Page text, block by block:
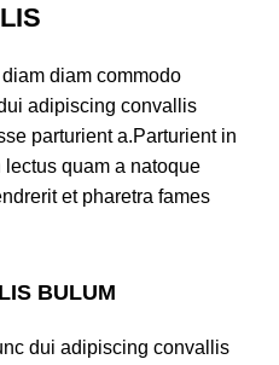
diam commodo
adipiscing convallis
parturient a.Parturient in
quam a natoque
et pharetra fames
BULUM
dui adipiscing convallis